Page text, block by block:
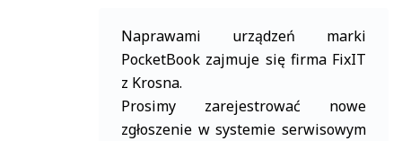
Naprawami urządzeń marki
PocketBook zajmuje się firma FixIT
z Krosna.
Prosimy zarejestrować nowe
zgłoszenie w systemie serwisowym